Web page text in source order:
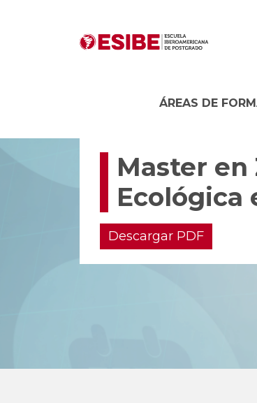
ÁREAS DE
Master en
Ecológica
Descargar PDF